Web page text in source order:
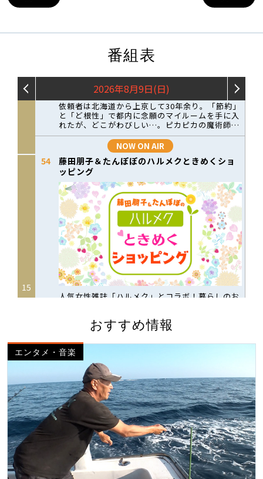
番組表
おすすめ情報
エンタメ・音楽